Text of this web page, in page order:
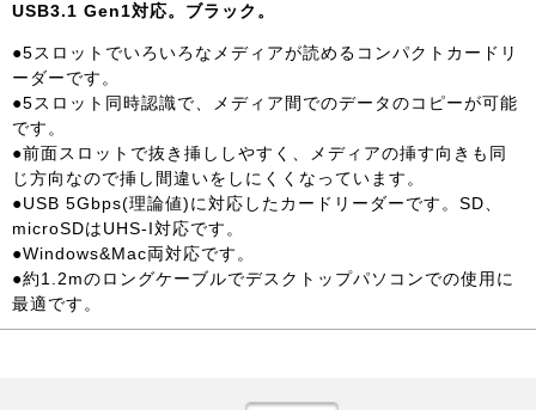
USB3.1 Gen1対応。ブラック。
●5スロットでいろいろなメディアが読めるコンパクトカードリ
ーダーです。
●5スロット同時認識で、メディア間でのデータのコピーが可能
です。
●前面スロットで抜き挿ししやすく、メディアの挿す向きも同
じ方向なので挿し間違いをしにくくなっています。
●USB 5Gbps(理論値)に対応したカードリーダーです。SD、
microSDはUHS-I対応です。
●Windows&Mac両対応です。
●約1.2mのロングケーブルでデスクトップパソコンでの使用に
最適です。